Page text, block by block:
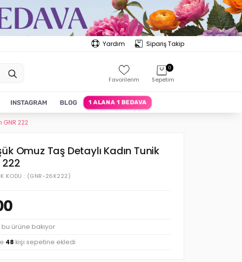
Yardım Sipariş Takip
Sepetim
0
Favorilerim
INSTAGRAM BLOG 1 ALANA 1 BEDAVA
GNR 222
Omuz Taş Detaylı Kadın Tunik
222
(GNR-26K222)
KODU
bu ürüne bakıyor
48 kişi sepetine ekledi